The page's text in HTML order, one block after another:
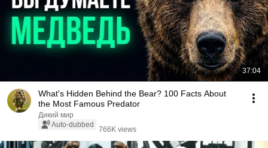
37:04
What's Hidden Behind the Bear? 100 Facts About
the Most Famous Predator
Дикий мир
Auto-dubbed
766K views